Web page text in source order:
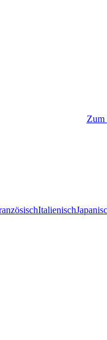
Zum
Italienisch